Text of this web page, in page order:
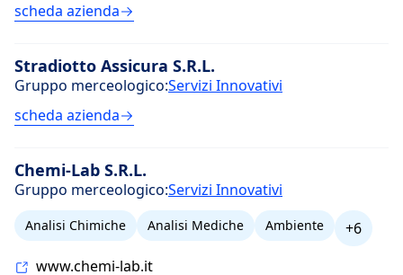
scheda azienda
Stradiotto Assicura S.R.L.
Gruppo merceologico:Servizi Innovativi
scheda azienda
Chemi-Lab S.R.L.
Gruppo merceologico:Servizi Innovativi
Analisi Chimiche Analisi Mediche Ambiente
+6
www.chemi-lab.it